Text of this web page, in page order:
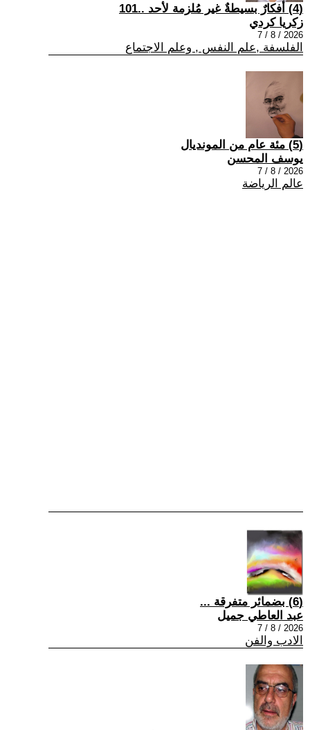
(4) أفكارٌ بسيطةٌ غير مُلزمة لأحد ..101
زكريا كردي
2026 / 8 / 7
الفلسفة ,علم النفس , وعلم الاجتماع
(5) مئة عام من المونديال
يوسف المحسن
2026 / 8 / 7
عالم الرياضة
(6) بضمائر متفرقة ...
عبد العاطي جميل
2026 / 8 / 7
الادب والفن